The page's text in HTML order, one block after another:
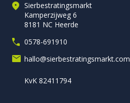
Sierbestratingsmarkt
Kamperzijweg 6
8181 NC Heerde
0578-691910
hallo@sierbestratingsmarkt.com
KvK 82411794